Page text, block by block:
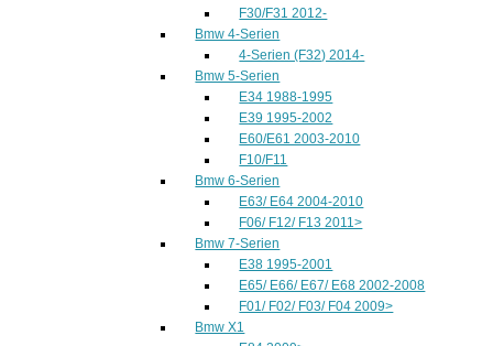
F30/F31 2012-
Bmw 4-Serien
4-Serien (F32) 2014-
Bmw 5-Serien
E34 1988-1995
E39 1995-2002
E60/E61 2003-2010
F10/F11
Bmw 6-Serien
E63/ E64 2004-2010
F06/ F12/ F13 2011>
Bmw 7-Serien
E38 1995-2001
E65/ E66/ E67/ E68 2002-2008
F01/ F02/ F03/ F04 2009>
Bmw X1